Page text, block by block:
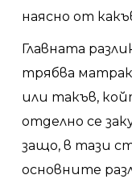
Мебели
наясно от
Главната
трябва матрак
или такъв,
отделно се
защо, в тази
основните